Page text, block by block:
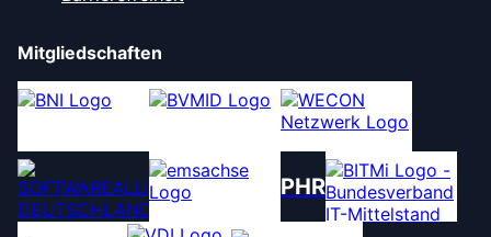
Mitgliedschaften
PHR